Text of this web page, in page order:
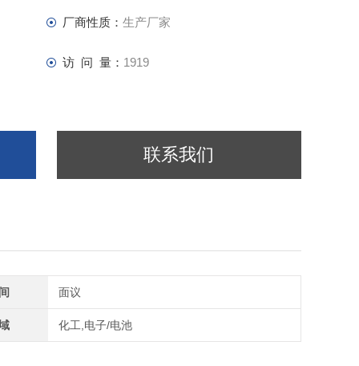
厂商性质： 生产厂家
访 问 量： 1919
联系我们
面议
化工,电子/电池